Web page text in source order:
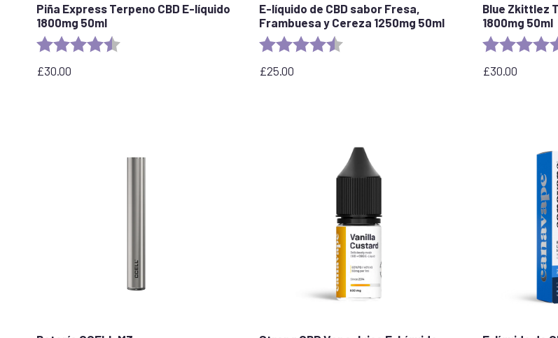
Piña Express Terpeno CBD E-líquido
1800mg 50ml
Valoración:
£30.00
E-líquido de CBD sabor Fresa,
Frambuesa y Cereza 1250mg 50ml
Valoración:
£25.00
Blue Zkittlez
1800mg 50ml
Valoración:
£30.00